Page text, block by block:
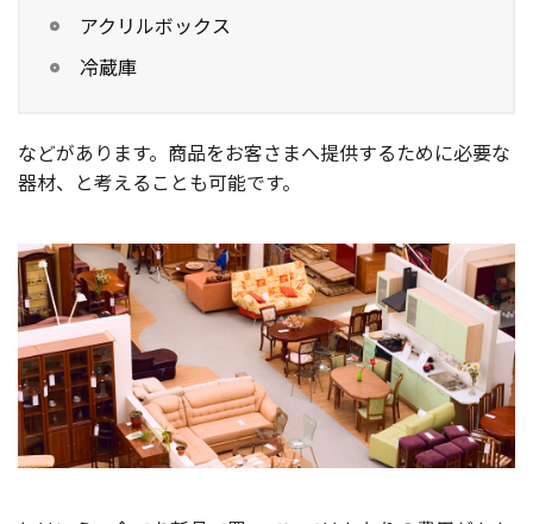
アクリルボックス
冷蔵庫
などがあります。商品をお客さまへ提供するために必要な
器材、と考えることも可能です。